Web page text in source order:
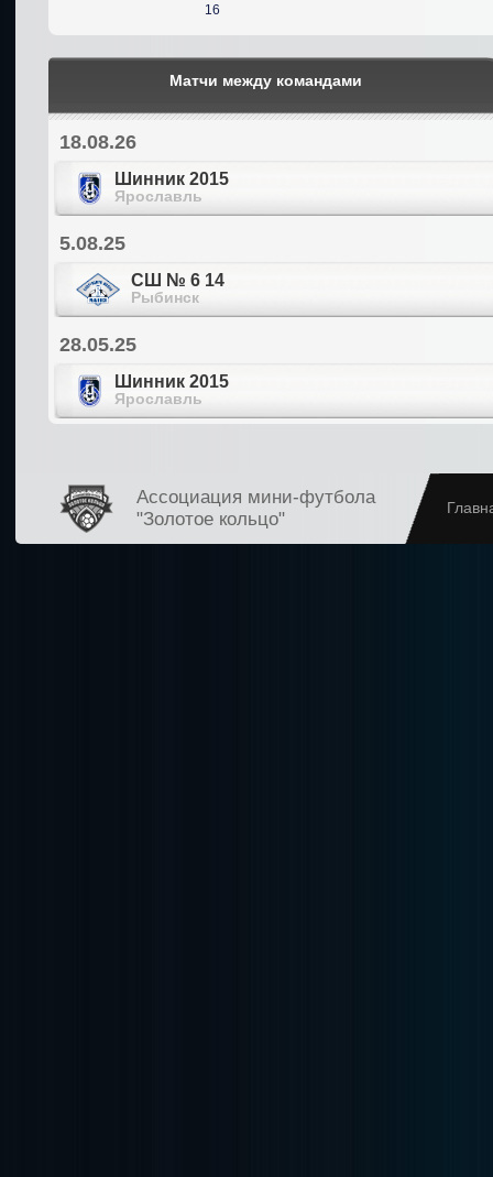
16
Матчи между командами
18.08.26
Шинник 2015
Ярославль
5.08.25
СШ № 6 14
Рыбинск
28.05.25
Шинник 2015
Ярославль
Ассоциация мини-футбола
"Золотое кольцо"